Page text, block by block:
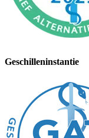
Geschilleninstantie